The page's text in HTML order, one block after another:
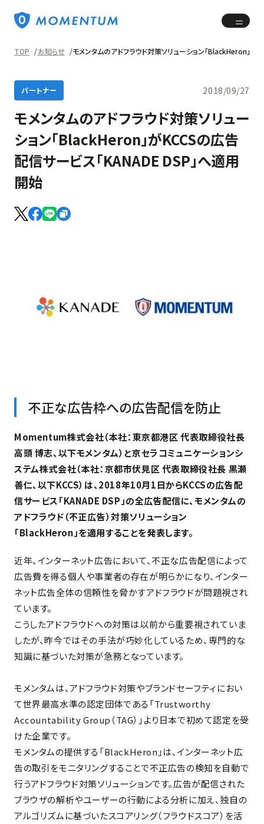
TOP お知らせ モメンタムのアドフラウド対策ソリューション「BlackHeron」
パートナー 2018/09/27
モメンタムのアドフラウド対策ソリュー
ション「BlackHeron」がKCCSの広告
配信サービス「KANADE DSP」へ適用
開始
不正な広告枠への広告配信を防止
Momentum株式会社（本社：東京都港区 代表取締役社長
高頭 博志、以下モメンタム）と京セラコミュニケーションシ
ステム株式会社（本社：京都市伏見区 代表取締役社長 黒瀬
善仁、以下KCCS）は、2018年10月1日からKCCSの広告配
信サービス「KANADE DSP」の全広告配信に、モメンタムの
アドフラウド（不正広告）対策ソリューション
「BlackHeron」を適用することを発表します。
近年、インターネット広告において、不正な広告配信によって
広告費を得る個人や事業者の存在が明らかになり、インター
ネット広告全体の信頼性を脅かすアドフラウドが問題視され
ています。
こうしたアドフラウドへの対策は以前から重要視されていま
したが、昨今ではその手法が巧妙化しているため、専門的な
知識に基づいた対策が急務となっています。
モメンタムは、アドフラウド対策やブランドセーフティにおい
て世界最高水準の認定団体である「Trustworthy
Accountability Group（TAG）」より日本で初めて認定を受
けた企業です。
モメンタムの提供する「BlackHeron」は、インターネット広
告の取引をモニタリングすることで不正広告の検知を自動で
行うアドフラウド対策ソリューションです。広告が配信された
ブラウザの解析やユーザーの行動による分析に加え、独自の
アルゴリズムに基づいたスコアリング（フラウドスコア）を活